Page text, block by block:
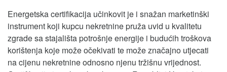
Energetska certifikacija učinkovit je i snažan marketinški
instrument koji kupcu nekretnine pruža uvid u kvalitetu
zgrade sa stajališta potrošnje energije i budućih troškova
korištenja koje može očekivati te može značajno utjecati
na cijenu nekretnine odnosno njenu tržišnu vrijednost.